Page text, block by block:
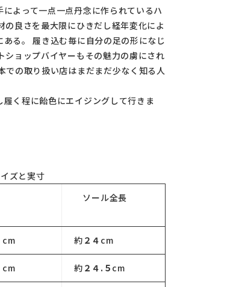
よって一点一点丹念に作られているハ
の良さを最大限にひきだし経年変化によ
る。 履き込む毎に自分の足の形になじ
ショップバイヤーもその魅力の虜にされ
での取り扱い店はまだまだ少なく知る人
く程に飴色にエイジングして行きま
ズと実寸
ソール全長
cm 約 ２４ cm
cm 約 ２４.５ cm